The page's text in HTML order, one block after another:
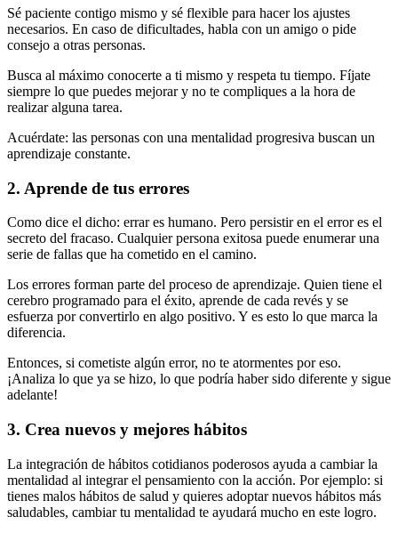
Sé paciente contigo mismo y sé flexible para hacer los ajustes
necesarios. En caso de dificultades, habla con un amigo o pide
consejo a otras personas.
Busca al máximo conocerte a ti mismo y respeta tu tiempo. Fíjate
siempre lo que puedes mejorar y no te compliques a la hora de
realizar alguna tarea.
Acuérdate: las personas con una mentalidad progresiva buscan un
aprendizaje constante.
2. Aprende de tus errores
Como dice el dicho: errar es humano. Pero persistir en el error es el
secreto del fracaso. Cualquier persona exitosa puede enumerar una
serie de fallas que ha cometido en el camino.
Los errores forman parte del proceso de aprendizaje. Quien tiene el
cerebro programado para el éxito, aprende de cada revés y se
esfuerza por convertirlo en algo positivo. Y es esto lo que marca la
diferencia.
Entonces, si cometiste algún error, no te atormentes por eso.
¡Analiza lo que ya se hizo, lo que podría haber sido diferente y sigue
adelante!
3. Crea nuevos y mejores hábitos
La integración de hábitos cotidianos poderosos ayuda a cambiar la
mentalidad al integrar el pensamiento con la acción. Por ejemplo: si
tienes malos hábitos de salud y quieres adoptar nuevos hábitos más
saludables, cambiar tu mentalidad te ayudará mucho en este logro.